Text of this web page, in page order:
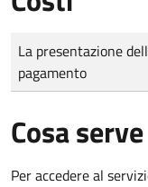
Tipo di pagamento
Importo
La presentazione
pagamento
Cosa serve
Per accedere al